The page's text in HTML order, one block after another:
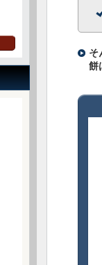
そ
餅